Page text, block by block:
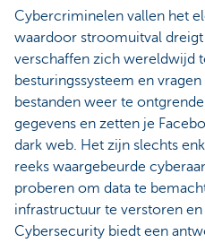
Cybercriminelen vallen het
waardoor stroomuitval
verschaffen zich wereldwijd
besturingssysteem en
bestanden weer te
gegevens en zetten je
dark web. Het zijn slechts
reeks waargebeurde
proberen om data te
infrastructuur te verstoren en
Cybersecurity biedt een